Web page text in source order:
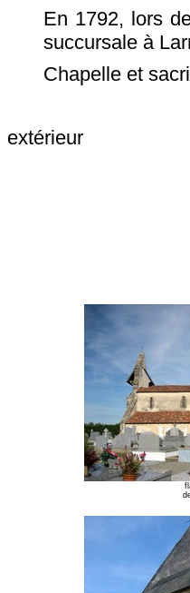
En 1792, lors
succursale à
Chapelle et
extérieur